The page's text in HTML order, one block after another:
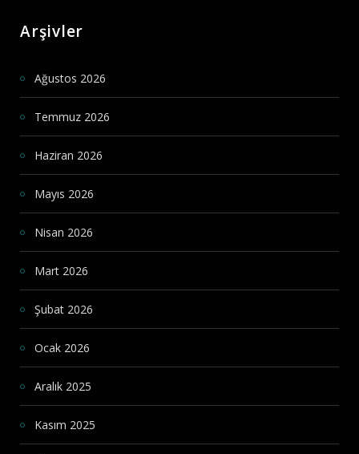
Arşivler
Ağustos 2026
Temmuz 2026
Haziran 2026
Mayıs 2026
Nisan 2026
Mart 2026
Şubat 2026
Ocak 2026
Aralık 2025
Kasım 2025